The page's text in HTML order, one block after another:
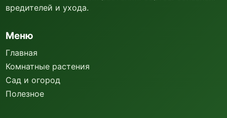
вредителей и ухода.
Меню
Главная
Комнатные растения
Сад и огород
Полезное